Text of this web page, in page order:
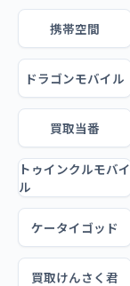
携帯空間
ドラゴンモバイル
買取当番
トゥインクルモバイ
ル
ケータイゴッド
買取けんさく君